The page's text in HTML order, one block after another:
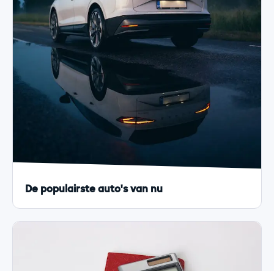
De populairste auto's van nu